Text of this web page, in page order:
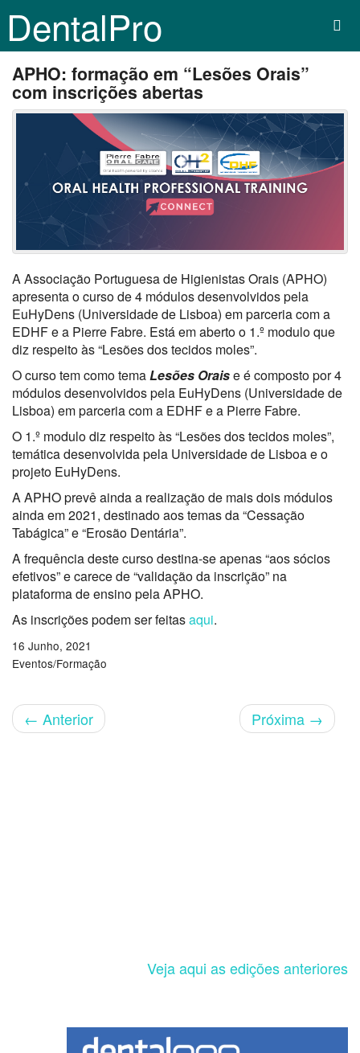
DentalPro
APHO: formação em “Lesões Orais”
com inscrições abertas
A Associação Portuguesa de Higienistas Orais (APHO)
apresenta o curso de 4 módulos desenvolvidos pela
EuHyDens (Universidade de Lisboa) em parceria com a
EDHF e a Pierre Fabre. Está em aberto o 1.º modulo que
diz respeito às “Lesões dos tecidos moles”.
O curso tem como temaLesões Oraise é composto por 4
módulos desenvolvidos pela EuHyDens (Universidade de
Lisboa) em parceria com a EDHF e a Pierre Fabre.
O 1.º modulo diz respeito às “Lesões dos tecidos moles”,
temática desenvolvida pela Universidade de Lisboa e o
projeto EuHyDens.
A APHO prevê ainda a realização de mais dois módulos
ainda em 2021, destinado aos temas da “Cessação
Tabágica” e “Erosão Dentária”.
A frequência deste curso destina-se apenas “aos sócios
efetivos” e carece de “validação da inscrição” na
plataforma de ensino pela APHO.
As inscrições podem ser feitasaqui.
16 Junho, 2021
Eventos/Formação
← Anterior Próxima →
Veja aqui as edições anteriores